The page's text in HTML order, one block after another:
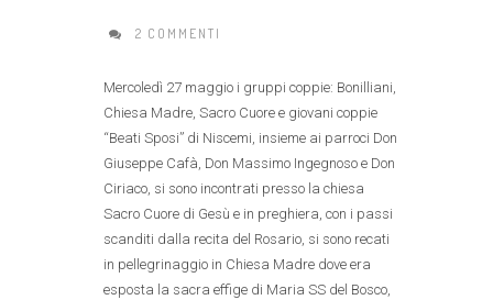
2 COMMENTI
Mercoledì 27 maggio i gruppi coppie: Bonilliani,
Chiesa Madre, Sacro Cuore e giovani coppie
“Beati Sposi” di Niscemi, insieme ai parroci Don
Giuseppe Cafà, Don Massimo Ingegnoso e Don
Ciriaco, si sono incontrati presso la chiesa
Sacro Cuore di Gesù e in preghiera, con i passi
scanditi dalla recita del Rosario, si sono recati
in pellegrinaggio in Chiesa Madre dove era
esposta la sacra effige di Maria SS del Bosco,